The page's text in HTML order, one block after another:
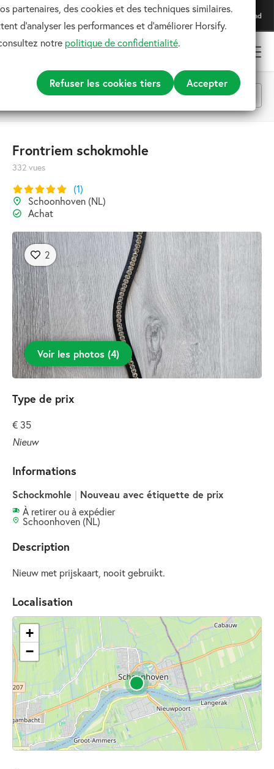
Téléchargez notre application
Pour une expérience optimale
Download
Toutes les catégories
Frontriem schokmohle
332 vues
(1)
Schoonhoven (NL)
Achat
Voir les photos (4)
2
Type de prix
€ 35
Nieuw
Informations
Schockmohle | Nouveau avec étiquette de prix
À retirer ou à expédier
Schoonhoven (NL)
Description
Nieuw met prijskaart, nooit gebruikt.
Localisation
+
−
partenaires, des cookies et des techniques similaires.
d'analyser les performances et d'améliorer Horsify.
notre politique de confidentialité.
Refuser les cookies tiers Accepter